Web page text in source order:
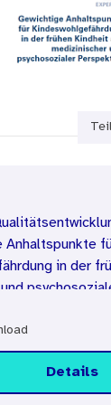
in der
Details